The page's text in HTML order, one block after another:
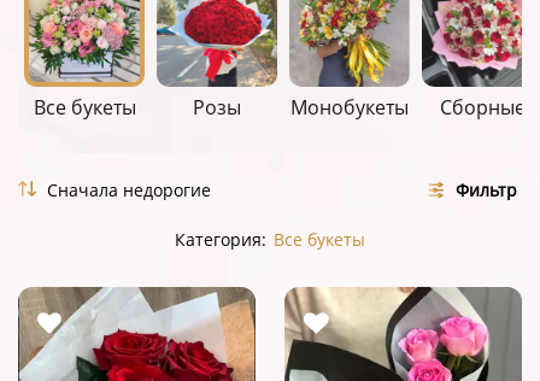
Все букеты Розы Монобукеты Сборные
Категория: Все букеты
Фильтр